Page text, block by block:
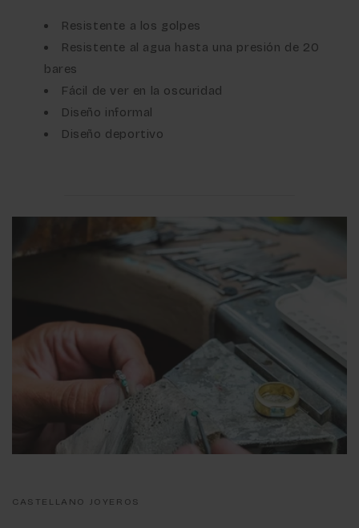
Resistente a los golpes
Resistente al agua hasta una presión de 20
bares
Fácil de ver en la oscuridad
Diseño informal
Diseño deportivo
CASTELLANO JOYEROS